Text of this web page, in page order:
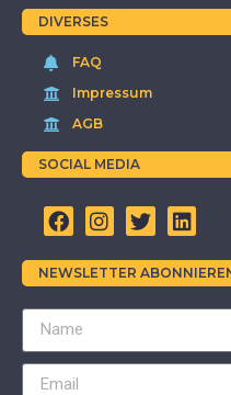
DIVERSES
FAQ
Impressum
AGB
SOCIAL MEDIA
NEWSLETTER